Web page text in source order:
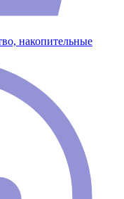
накопительные